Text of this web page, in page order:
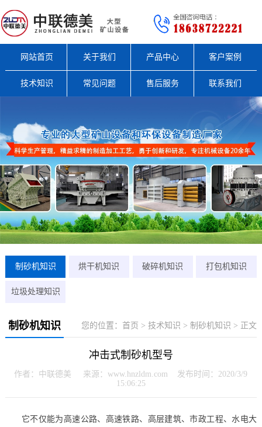
网站首页 关于我们 产品中心 客户案例
技术知识 常见问题 售后服务 联系我们
制砂机知识 烘干机知识 破碎机知识 打包机知识
垃圾处理知识
您的位置： 首页 >技术知识 >制砂机知识 > 正文
制砂机知识
冲击式制砂机型号
作者：中联德美 来源：www.hnzldm.com 发布时间：2020/3/9
15:06:25
它不仅能为高速公路、高速铁路、高层建筑、市政工程、水电大